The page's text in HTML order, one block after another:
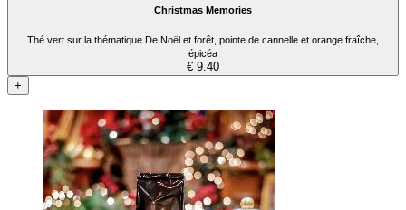
Christmas Memories
Thé vert sur la thématique De Noël et forêt, pointe de cannelle et orange fraîche,
épicéa
€ 9.40
+